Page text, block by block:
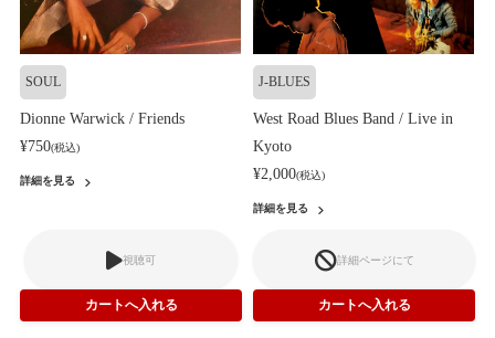
SOUL
Dionne Warwick / Friends
¥750(税込)
詳細を見る
視聴可
J-BLUES
West Road Blues Band / Live in
Kyoto
¥2,000(税込)
詳細を見る
詳細ページにて